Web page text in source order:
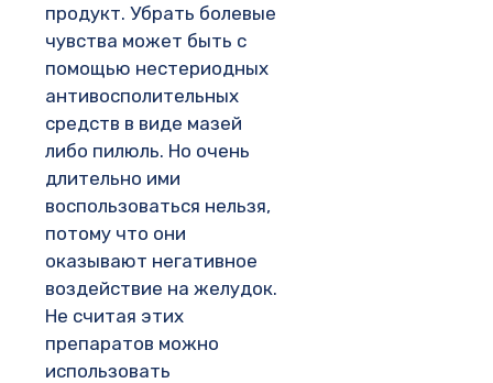
продукт. Убрать болевые
чувства может быть с
помощью нестериодных
антивосполительных
средств в виде мазей
либо пилюль. Но очень
длительно ими
воспользоваться нельзя,
потому что они
оказывают негативное
воздействие на желудок.
Не считая этих
препаратов можно
использовать